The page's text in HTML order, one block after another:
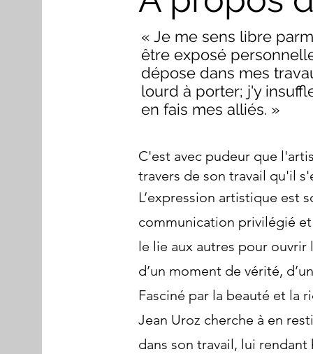
« Je me sens libre
être exposé
dépose dans mes
lourd à porter; j'y
en fais mes alliés. »
C'est avec pudeur que
travers de son travail qu'il
L’expression artistique est
communication privilégié
le lie aux autres pour ouvrir
d’un moment de vérité,
Fasciné par la beauté et la
Jean Uroz cherche à en
dans son travail, lui